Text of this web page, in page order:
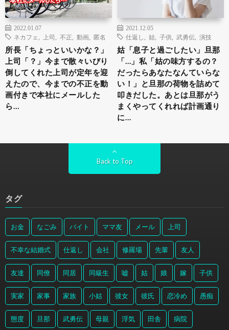
2022.01.07
ネカフェ
上司 不正 動画 匿名
所長「ちょっといいかな？」
上司「？」今まで散々いびり
倒してくれた上司が定年を迎
えたので、今までの不正を動
画付きで本社にメールした
ら…
2021.12.05
仕返し
姑 子供 武勇伝 演技
姑「息子と過ごしたい」旦那
「…」私「姑の味方するの？
だったらあなたなんていらな
い！」と旦那の荷物を詰めて
叩きだした。あとは旦那がう
まくやってくれれば計画通り
に…
Back to Top
タグ
お金 なごみ バイト ママ友 メール 上司
不幸な結婚式 仕返し 会社 修羅場 先輩 友人
友達 同僚 同居 同級生 嘘 姑 娘 嫁 子供
実家 家事 家族 小姑 彼女 彼氏 恋冷め 愚痴
態度 旦那 武勇伝 母親 浮気 田舎 病院